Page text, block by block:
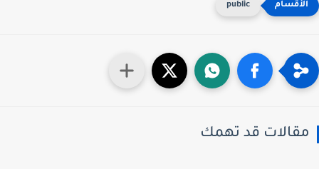
public
قد تهمك